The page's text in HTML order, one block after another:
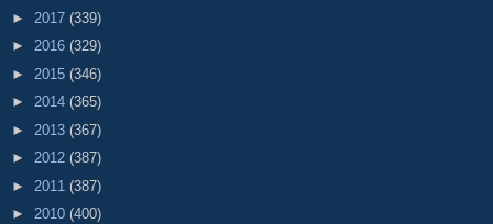
► 2017 (339)
► 2016 (329)
► 2015 (346)
► 2014 (365)
► 2013 (367)
► 2012 (387)
► 2011 (387)
► 2010 (400)